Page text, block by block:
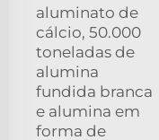
aluminato de
cálcio, 50.000
toneladas de
alumina
fundida branca
e alumina em
forma de